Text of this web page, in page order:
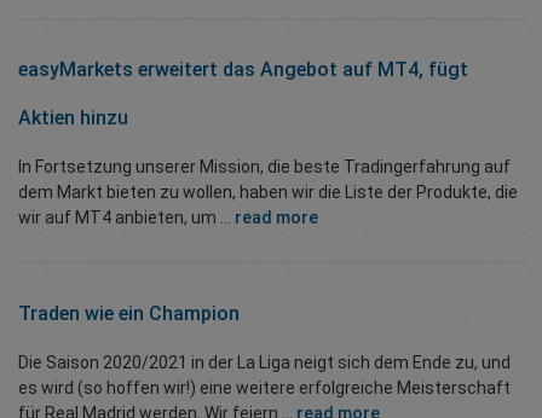
easyMarkets erweitert das Angebot auf MT4, fügt
Aktien hinzu
In Fortsetzung unserer Mission, die beste Tradingerfahrung auf
dem Markt bieten zu wollen, haben wir die Liste der Produkte, die
wir auf MT4 anbieten, um ... read more
Traden wie ein Champion
Die Saison 2020/2021 in der La Liga neigt sich dem Ende zu, und
es wird (so hoffen wir!) eine weitere erfolgreiche Meisterschaft
für Real Madrid werden. Wir feiern ... read more